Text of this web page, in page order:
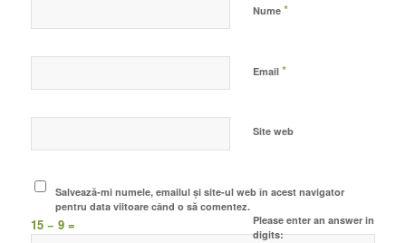
Nume *
Email *
Site web
Salvează-mi numele, emailul și site-ul web în acest navigator
pentru data viitoare când o să comentez.
Please enter an answer in
digits:
15 − 9 =